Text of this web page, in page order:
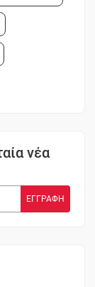
νέα